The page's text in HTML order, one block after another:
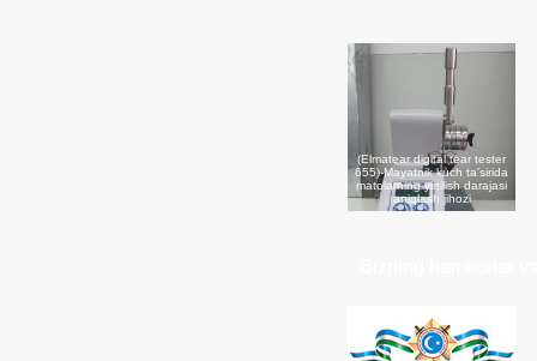
(Elmatear digital tear tester
655)-Mayatnik kuch ta'sirida
matolarning yirtilish darajasi
aniqlash jihozi